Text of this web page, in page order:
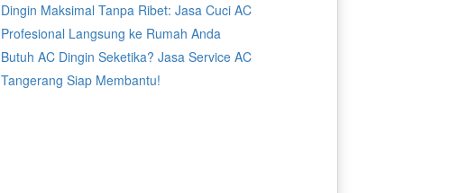
Dingin Maksimal Tanpa Ribet: Jasa Cuci AC
Profesional Langsung ke Rumah Anda
Butuh AC Dingin Seketika? Jasa Service AC
Tangerang Siap Membantu!